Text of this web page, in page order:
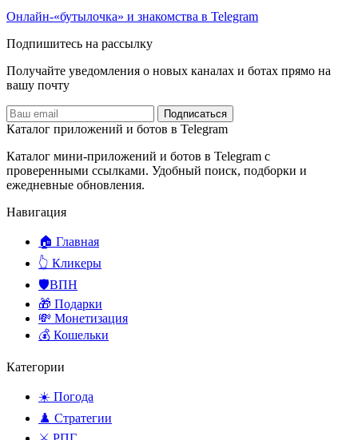
Онлайн-«бутылочка» и знакомства в Telegram
Подпишитесь на рассылку
Получайте уведомления о новых каналах и ботаx прямо на
вашу почту
Подписаться
Каталог приложений и ботов в Telegram
Каталог мини-приложений и ботов в Telegram с
проверенными ссылками. Удобный поиск, подборки и
ежедневные обновления.
Навигация
🏠 Главная
👆 Кликеры
🛡️ВПН
🎁 Подарки
💸 Монетизация
💰 Кошельки
Категории
☀️ Погода
♟️ Стратегии